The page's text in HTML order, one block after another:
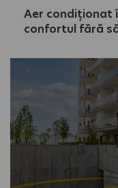
Aer condiționat
confortul fără